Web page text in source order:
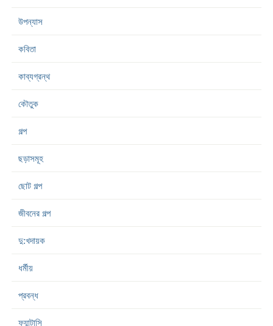
উপন্যাস
কবিতা
কাব্যগ্রন্থ
কৌতুক
গল্প
ছড়াসমূহ
ছোট গল্প
জীবনের গল্প
দু:খদায়ক
ধর্মীয়
প্রবন্ধ
ফ্যান্টাসি